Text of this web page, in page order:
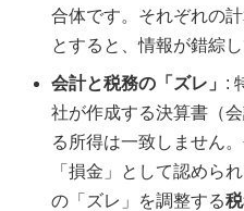
合体です。それぞれの
とすると、情報が錯綜し
会計と税務の「ズレ」 :
社が作成する決算書（
る所得は一致しません
「損金」として認めら
の「ズレ」を調整する